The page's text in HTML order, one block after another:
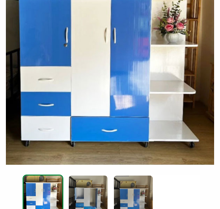
NỘI
THẤT
KIDO